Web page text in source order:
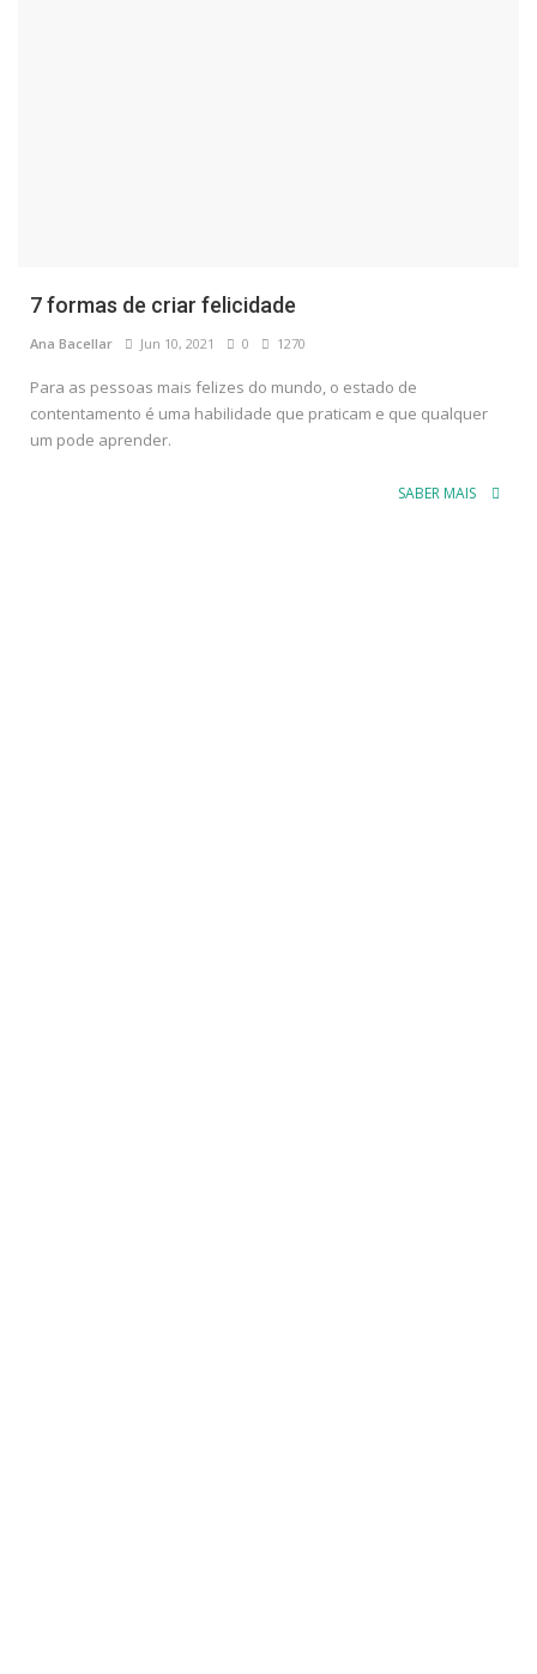
7 formas de criar felicidade
Ana Bacellar Jun 10, 2021 0 1270
Para as pessoas mais felizes do mundo, o estado de
contentamento é uma habilidade que praticam e que qualquer
um pode aprender.
SABER MAIS